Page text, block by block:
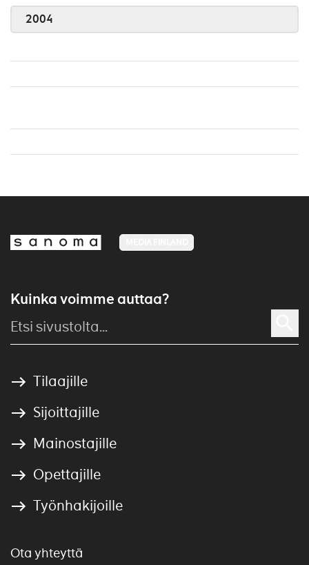
2004
Kuinka voimme auttaa?
Tilaajille
Sijoittajille
Mainostajille
Opettajille
Työnhakijoille
Ota yhteyttä